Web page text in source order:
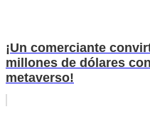
¡Un comerciante
millones de dólares
metaverso!